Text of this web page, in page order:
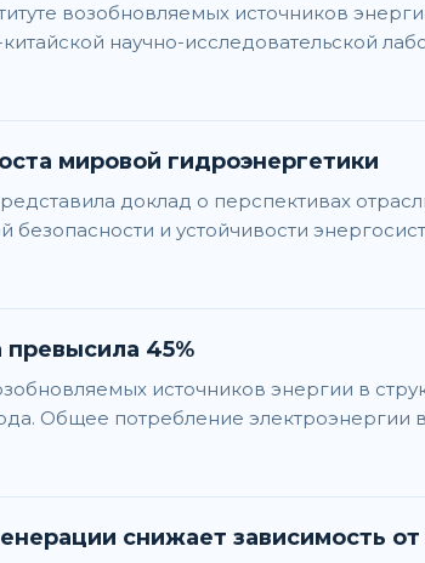
возобновляемых источников
научно-исследовательской
мировой гидроэнергетики
доклад о перспективах
и устойчивости
45%
источников энергии в
Общее потребление электроэнергии
снижает зависимость